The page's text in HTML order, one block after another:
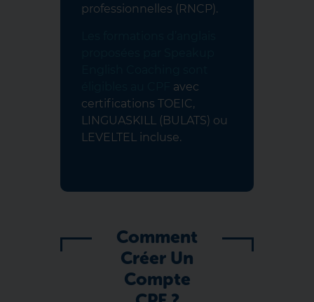
professionnelles (RNCP).
avec
certifications TOEIC,
LINGUASKILL (BULATS) ou
LEVELTEL incluse.
Comment
Créer Un
Compte